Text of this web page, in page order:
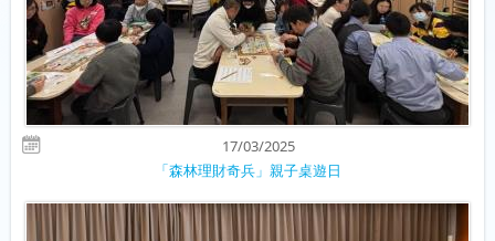
17/03/2025
「森林理財奇兵」親子桌遊日